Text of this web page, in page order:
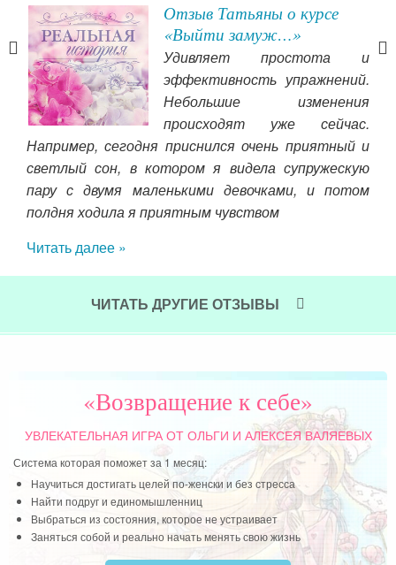
Отзыв Татьяны о курсе
«Выйти замуж…»
Удивляет простота и
эффективность упражнений.
Небольшие изменения
происходят уже сейчас.
Например, сегодня приснился очень приятный и
светлый сон, в котором я видела супружескую
пару с двумя маленькими девочками, и потом
полдня ходила я приятным чувством
Читать далее »
ЧИТАТЬ ДРУГИЕ ОТЗЫВЫ
«Возвращение к себе»
УВЛЕКАТЕЛЬНАЯ ИГРАОТ ОЛЬГИ И АЛЕКСЕЯ ВАЛЯЕВЫХ
Система которая поможет за 1 месяц:
Научиться достигать целей по-женски и без стресса
Найти подруг и единомышленниц
Выбраться из состояния, которое не устраивает
Заняться собой и реально начать менять свою жизнь